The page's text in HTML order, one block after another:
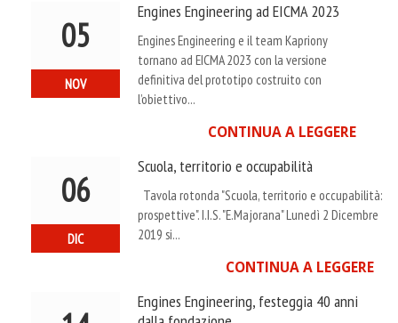
05
NOV
Engines Engineering ad EICMA 2023
Engines Engineering e il team Kapriony
tornano ad EICMA 2023 con la versione
definitiva del prototipo costruito con
l’obiettivo...
CONTINUA A LEGGERE
06
DIC
Scuola, territorio e occupabilità
Tavola rotonda "Scuola, territorio e occupabilità:
prospettive". I.I.S. "E.Majorana" Lunedì 2 Dicembre
2019 si...
CONTINUA A LEGGERE
Engines Engineering, festeggia 40 anni